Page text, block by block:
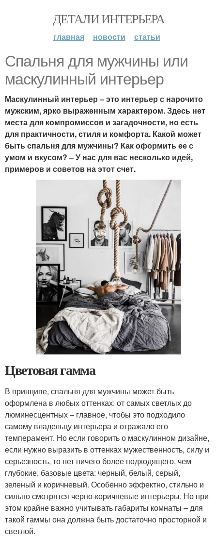
ДЕТАЛИ ИНТЕРЬЕРА
главная новости статьи
Спальня для мужчины или
маскулинный интерьер
Маскулинный интерьер – это интерьер с нарочито
мужским, ярко выраженным характером. Здесь нет
места для компромиссов и загадочности, но есть
для практичности, стиля и комфорта. Какой может
быть спальня для мужчины? Как оформить ее с
умом и вкусом? – У нас для вас несколько идей,
примеров и советов на этот счет.
Цветовая гамма
В принципе, спальня для мужчины может быть
оформлена в любых оттенках: от самых светлых до
люминесцентных – главное, чтобы это подходило
самому владельцу интерьера и отражало его
темперамент. Но если говорить о маскулинном дизайне,
если нужно выразить в оттенках мужественность, силу и
серьезность, то нет ничего более подходящего, чем
глубокие, базовые цвета: черный, белый, серый,
зеленый и коричневый. Особенно эффектно, стильно и
сильно смотрятся черно-коричневые интерьеры. Но при
этом крайне важно учитывать габариты комнаты – для
такой гаммы она должна быть достаточно просторной и
светлой.